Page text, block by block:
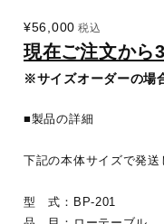
¥56,000 税込
現在ご注文から
※サイズオーダーの場
■製品の詳細
下記の本体サイズで発送
型 式：BP-201